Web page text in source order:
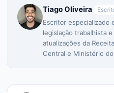
Tiago Oliveira
Escritor especializado
legislação trabalhista
atualizações da
Central e Ministério do